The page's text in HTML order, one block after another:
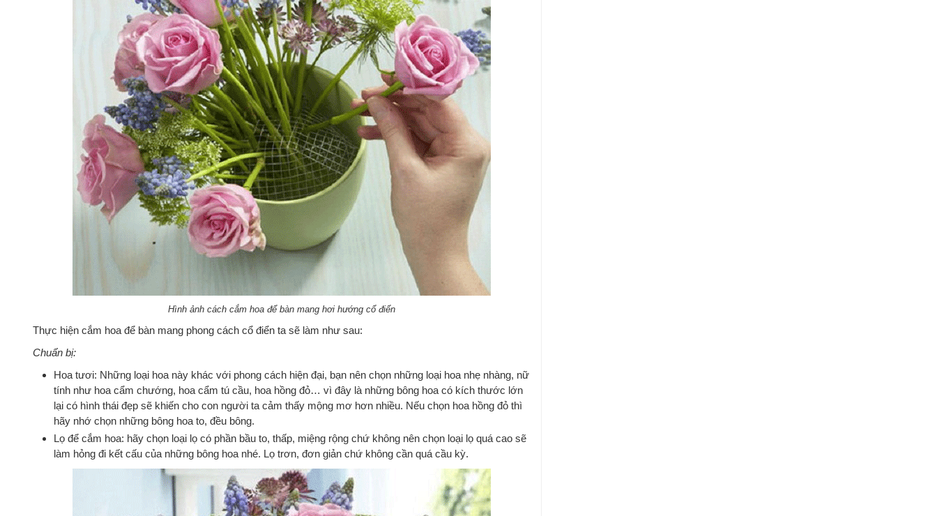
Hình ảnh cách cắm hoa để bàn mang hơi hướng cổ điển
Thực hiện cắm hoa để bàn mang phong cách cổ điển ta sẽ làm như sau:
Chuẩn bị:
Hoa tươi: Những loại hoa này khác với phong cách hiện đại, bạn nên chọn những loại hoa nhẹ nhàng, nữ
tính như hoa cẩm chướng, hoa cẩm tú cầu, hoa hồng đỏ… vì đây là những bông hoa có kích thước lớn
lại có hình thái đẹp sẽ khiến cho con người ta cảm thấy mộng mơ hơn nhiều. Nếu chọn hoa hồng đỏ thì
hãy nhớ chọn những bông hoa to, đều bông.
Lọ để cắm hoa: hãy chọn loại lọ có phần bầu to, thấp, miệng rộng chứ không nên chọn loại lọ quá cao sẽ
làm hỏng đi kết cấu của những bông hoa nhé. Lọ trơn, đơn giản chứ không cần quá cầu kỳ.